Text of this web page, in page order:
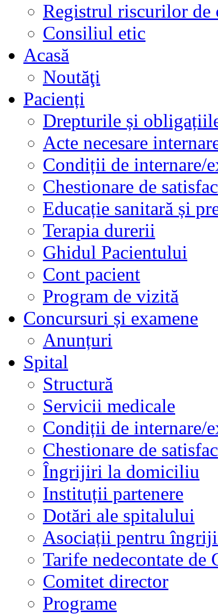
Registrul riscurilor de
Consiliul etic
Acasă
Noutăţi
Pacienți
Drepturile și
Acte necesare
Condiții de internare/
Chestionare de
Educație sanitară și
Terapia durerii
Ghidul Pacientului
Cont pacient
Program de vizită
Concursuri și examene
Anunțuri
Spital
Structură
Servicii medicale
Condiții de internare/
Chestionare de
Îngrijiri la domiciliu
Instituții partenere
Dotări ale spitalului
Asociații pentru
Tarife nedecontate de
Comitet director
Programe